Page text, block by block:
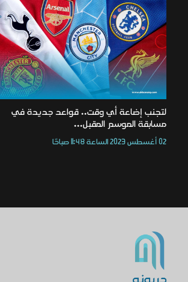
لتجنب إضاعة أي وقت.. قواعد جديدة في
مسابقة الموسم المقبل...
02 أغسطس 2023 الساعة 11:48 صباحًا